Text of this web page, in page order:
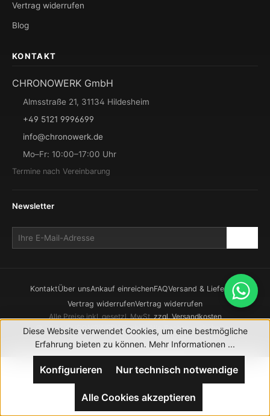
Vertrag widerrufen
Blog
KONTAKT
CHRONOWERK GmbH
Almsstraße 21, 31134 Hildesheim
+49 5121 9996699
info@chronowerk.de
Mo–Fr: 10:00–17:00 Uhr
Termine nach Vereinbarung
Newsletter
KontaktÜber unsAnkauf einreichenFAQVersand & Lieferung
Vertrag widerrufenVertrag widerrufen
Alle Preise inkl. gesetzl. MwSt.zzgl. Versandkosten
© 2026 CHRONOWERK GmbH. Alle Rechte vorbehalten.
Realisierung durch XICTRON
Diese Website verwendet Cookies, um eine bestmögliche
Erfahrung bieten zu können. Mehr Informationen ...
Nur technisch notwendige
Konfigurieren
Alle Cookies akzeptieren